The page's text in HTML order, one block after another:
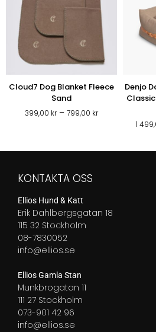
Cloud7 Dog Blanket Fleece
Sand
399,00 kr – 799,00 krPrisintervall:
799,00 kr
Denjo
1
KONTAKTA OSS
Ellios Hund & Katt
Erik Dahlbergsgatan 18
115 32 Stockholm
08-7830052
info@ellios.se
Ellios Gamla Stan
Munkbrogatan 11
111 27 Stockholm
073-901 42 96
info@ellios.se